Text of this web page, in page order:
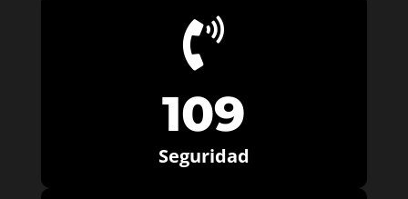

109
Seguridad